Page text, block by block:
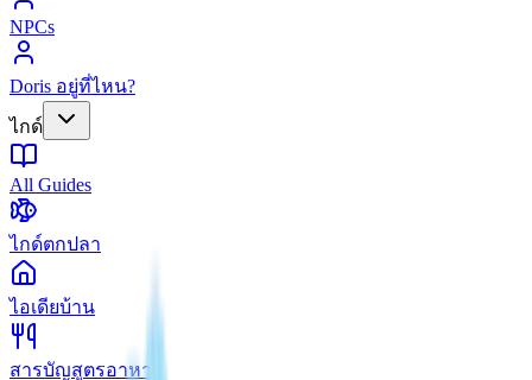
NPCs
Doris อยู่ที่ไหน?
ไกด์
All Guides
ไกด์ตกปลา
ไอเดียบ้าน
สารบัญสูตรอาหาร